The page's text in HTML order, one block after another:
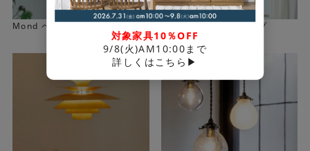
Mond ペンダントランプ Neron ペンダントランプ
対象家具10％OFF
9/8(火)AM10:00まで
詳しくはこちら▶